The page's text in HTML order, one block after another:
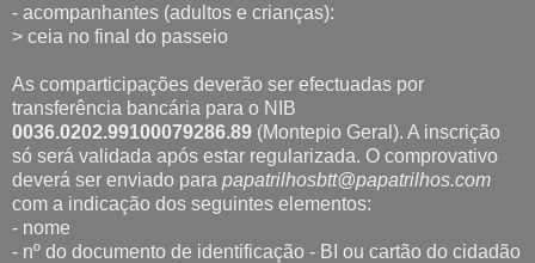
- acompanhantes (adultos e crianças):
> ceia no final do passeio
As comparticipações deverão ser efectuadas por
transferência bancária para o NIB
0036.0202.99100079286.89 (Montepio Geral). A inscrição
só será validada após estar regularizada. O comprovativo
deverá ser enviado para papatrilhosbtt@papatrilhos.com
com a indicação dos seguintes elementos:
- nome
- nº do documento de identificação - BI ou cartão do cidadão